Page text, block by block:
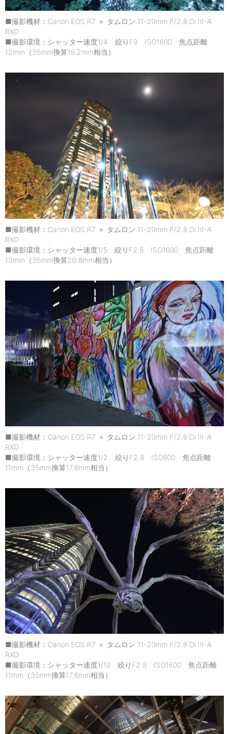
■撮影機材：Canon EOS R7 ＋ タムロン 11-20mm F/2.8 Di III-A
RXD
■撮影環境：シャッター速度1/4 絞りF9 ISO1600 焦点距離
12mm（35mm換算19.2mm相当）
■撮影機材：Canon EOS R7 ＋ タムロン 11-20mm F/2.8 Di III-A
RXD
■撮影環境：シャッター速度1/5 絞りF2.8 ISO1600 焦点距離
13mm（35mm換算20.8mm相当）
■撮影機材：Canon EOS R7 ＋ タムロン 11-20mm F/2.8 Di III-A
RXD
■撮影環境：シャッター速度1/2 絞りF2.8 ISO800 焦点距離
11mm（35mm換算17.6mm相当）
■撮影機材：Canon EOS R7 ＋ タムロン 11-20mm F/2.8 Di III-A
RXD
■撮影環境：シャッター速度1/10 絞りF2.8 ISO1600 焦点距離
11mm（35mm換算17.6mm相当）